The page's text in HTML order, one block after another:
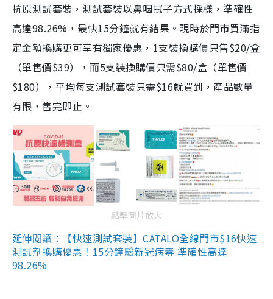
抗原測試套裝，測試套裝以鼻咽拭子方式採樣，準確性
高達98.26%，最快15分鐘就有結果。現時於門市買滿指
定金額換購更可享有獨家優惠，1支裝換購價只售$20/盒
（單售價$39），而5支裝換購價只需$80/盒（單售價
$180），平均每支測試套裝只需$16就買到，產品數量
有限，售完即止。
點擊圖片放大
延伸閱讀：【快速測試套裝】CATALO全線門市$16快速
測試劑換購優惠！15分鐘驗新冠病毒 準確性高達
98.26%